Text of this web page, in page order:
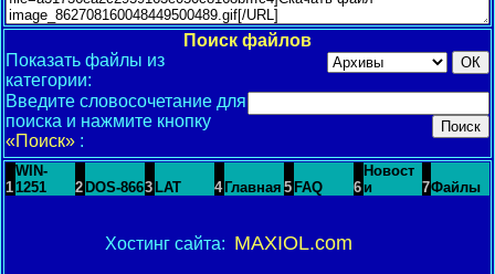
Поиск файлов
Показать файлы из
категории:
Введите словосочетание для
поиска и нажмите кнопку
«Поиск» :
1
WIN-
1251
2 DOS-8663 LAT 4 Главная 5 FAQ 6
Новост
и
7Файлы
Хостинг сайта: MAXIOL.com